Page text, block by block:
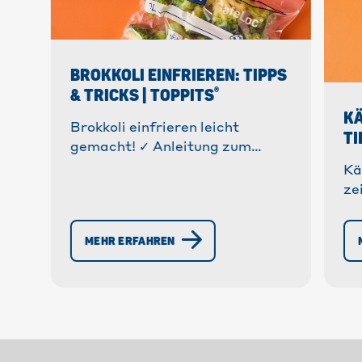
BROKKOLI EINFRIEREN: TIPPS
& TRICKS | TOPPITS®
Brokkoli einfrieren leicht
gemacht! ✓ Anleitung zum
reduzieren. » Mehr!
MEHR ERFAHREN